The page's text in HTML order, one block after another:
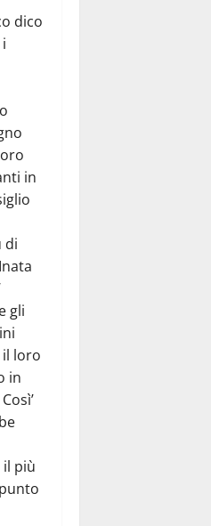
dico
in
di
gli
loro
in
più